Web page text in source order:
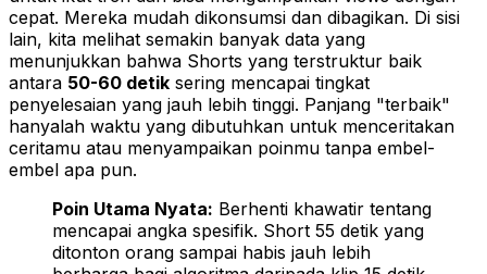
cepat. Mereka mudah dikonsumsi dan dibagikan. Di sisi
lain, kita melihat semakin banyak data yang
menunjukkan bahwa Shorts yang terstruktur baik
antara 50-60 detik sering mencapai tingkat
penyelesaian yang jauh lebih tinggi. Panjang "terbaik"
hanyalah waktu yang dibutuhkan untuk menceritakan
ceritamu atau menyampaikan poinmu tanpa embel-
embel apa pun.
Poin Utama Nyata: Berhenti khawatir tentang
mencapai angka spesifik. Short 55 detik yang
ditonton orang sampai habis jauh lebih